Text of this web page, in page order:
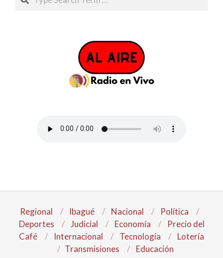
Regional Ibagué Nacional
Política
Deportes
Judicial Economía
Precio del
Café
Internacional Tecnología
Lotería
Transmisiones
Educación